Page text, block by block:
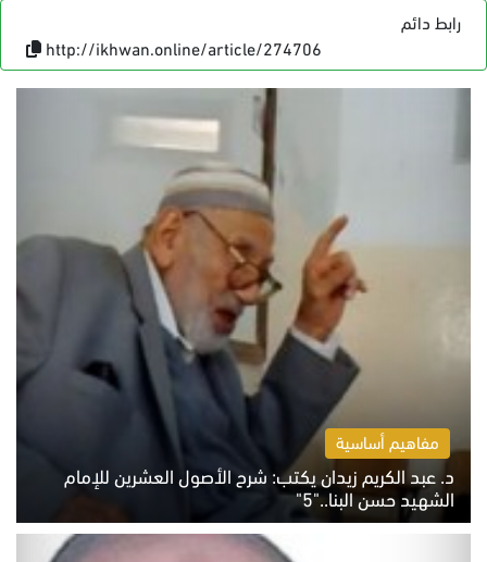
رابط دائم
http://ikhwan.online/article/274706
مفاهيم أساسية
د. عبد الكريم زيدان يكتب: شرح الأصول العشرين للإمام
الشهيد حسن البنا.."5"
السبت 8 أغسطس 2026 10:46 ص